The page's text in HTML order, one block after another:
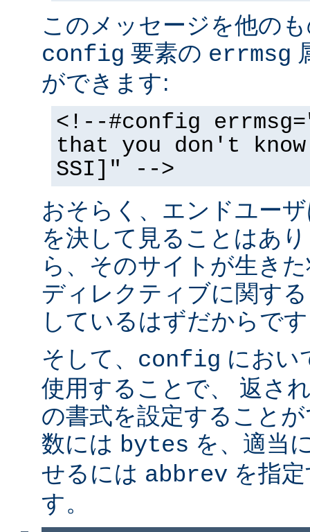
このメッセージを他の
config 要素の errmsg
ができます:
<!--#config
that you don't
SSI]" -->
おそらく、エンドユー
を決して見ることはあ
ら、そのサイトが生き
ディレクティブに関す
しているはずだからで
そして、 config にお
使用することで、 返さ
の書式を設定すること
数には bytes を、適当
せるには abbrev を指
す。